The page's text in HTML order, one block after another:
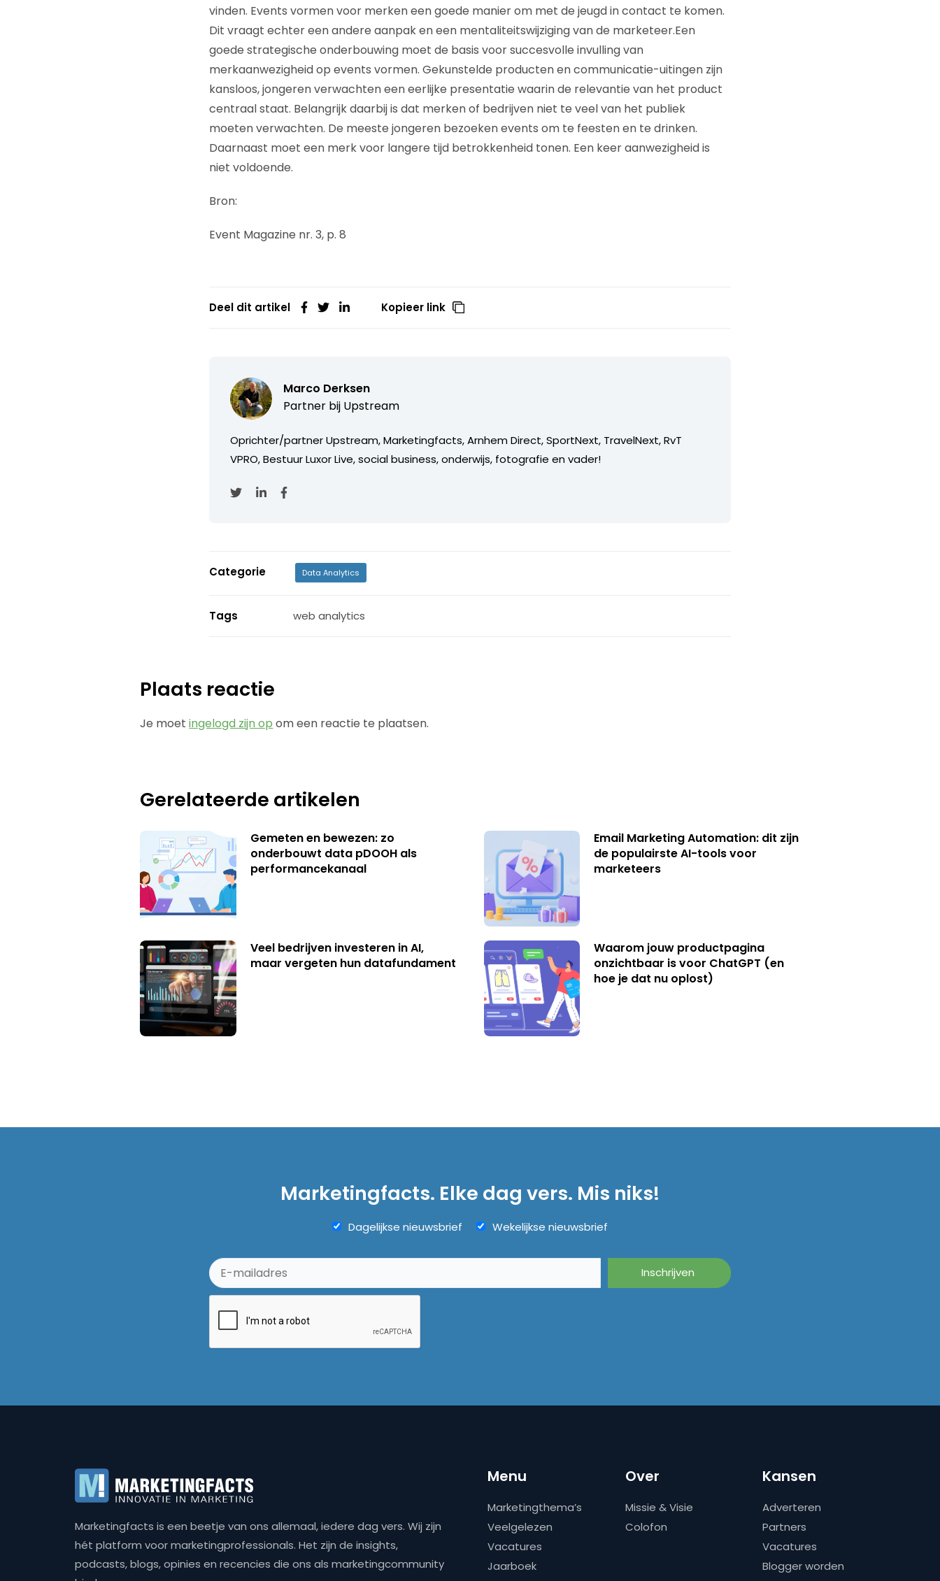
vinden. Events vormen voor merken een goede manier om met de jeugd in contact te komen.
Dit vraagt echter een andere aanpak en een mentaliteitswijziging van de marketeer.Een
goede strategische onderbouwing moet de basis voor succesvolle invulling van
merkaanwezigheid op events vormen. Gekunstelde producten en communicatie-uitingen zijn
kansloos, jongeren verwachten een eerlijke presentatie waarin de relevantie van het product
centraal staat. Belangrijk daarbij is dat merken of bedrijven niet te veel van het publiek
moeten verwachten. De meeste jongeren bezoeken events om te feesten en te drinken.
Daarnaast moet een merk voor langere tijd betrokkenheid tonen. Een keer aanwezigheid is
niet voldoende.
Bron:
Event Magazine nr. 3, p. 8
Deel dit artikel Kopieer link
Marco Derksen
Partner bij Upstream
Oprichter/partner Upstream, Marketingfacts, Arnhem Direct, SportNext, TravelNext, RvT
VPRO, Bestuur Luxor Live, social business, onderwijs, fotografie en vader!
Categorie Data Analytics
Tags web analytics
Plaats reactie
Je moetingelogd zijn op om een reactie te plaatsen.
Gerelateerde artikelen
Gemeten en bewezen: zo
onderbouwt data pDOOH als
performancekanaal
Email Marketing Automation: dit zijn
de populairste AI-tools voor
marketeers
Veel bedrijven investeren in AI,
maar vergeten hun datafundament
Waarom jouw productpagina
onzichtbaar is voor ChatGPT (en
hoe je dat nu oplost)
Marketingfacts. Elke dag vers. Mis niks!
Dagelijkse nieuwsbrief Wekelijkse nieuwsbrief
Marketingfacts is een beetje van ons allemaal, iedere dag vers. Wij zijn
hét platform voor marketingprofessionals. Het zijn de insights,
podcasts, blogs, opinies en recencies die ons als marketingcommunity
Menu
Marketingthema’s
Veelgelezen
Vacatures
Jaarboek
Over
Missie & Visie
Colofon
Kansen
Adverteren
Partners
Vacatures
Blogger worden